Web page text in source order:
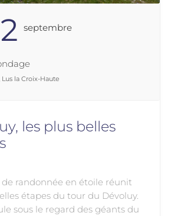
Septembre
Lus la Croix-Haute
les plus belles
de randonnée en étoile réunit
étapes du tour du Dévoluy.
sous le regard des géants du